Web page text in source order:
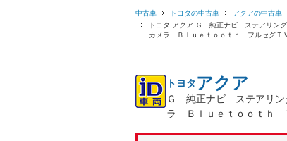
中古車 トヨタの中古車 アクアの中古車
トヨタ アクア Ｇ 純正ナビ ステアリン
カメラ Ｂｌｕｅｔｏｏｔｈ フルセグ
トヨタ アクア
Ｇ 純正ナビ ステアリン
ラ Ｂｌｕｅｔｏｏｔｈ